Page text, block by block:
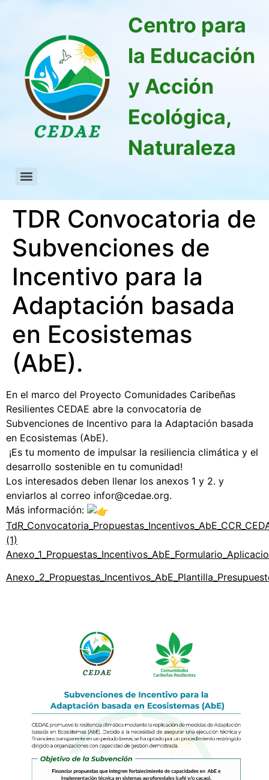
Centro para
la Educación
y Acción
Ecológica,
Naturaleza
TDR Convocatoria de
Subvenciones de
Incentivo para la
Adaptación basada
en Ecosistemas
(AbE).
En el marco del Proyecto Comunidades Caribeñas
Resilientes CEDAE abre la convocatoria de
Subvenciones de Incentivo para la Adaptación basada
en Ecosistemas (AbE).
¡Es tu momento de impulsar la resiliencia climática y el
desarrollo sostenible en tu comunidad!
Los interesados deben llenar los anexos 1 y 2. y
enviarlos al correo infor@cedae.org.
Más información:
(1)